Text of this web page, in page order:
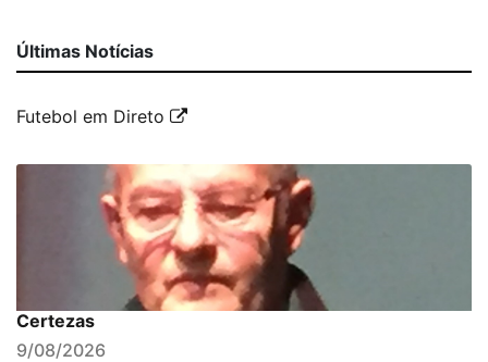
Últimas Notícias
Futebol em Direto
Certezas
9/08/2026